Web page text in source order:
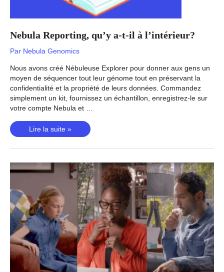
Nebula Reporting, qu’y a-t-il à l’intérieur?
Par Nebula Genomics
Nous avons créé Nébuleuse Explorer pour donner aux gens un
moyen de séquencer tout leur génome tout en préservant la
confidentialité et la propriété de leurs données. Commandez
simplement un kit, fournissez un échantillon, enregistrez-le sur
votre compte Nebula et …
Nebula
Reporting,
qu’y
t-
l’intérieur?
Lire la suite »